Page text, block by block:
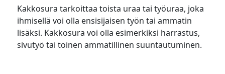
Kakkosura tarkoittaa toista uraa tai työuraa, joka
ihmisellä voi olla ensisijaisen työn tai ammatin
lisäksi. Kakkosura voi olla esimerkiksi harrastus,
sivutyö tai toinen ammatillinen suuntautuminen.